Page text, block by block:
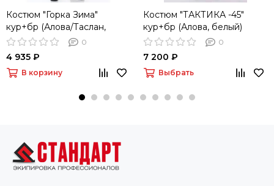
Костюм "Горка Зима"
кур+бр (Алова/Таслан,
серый/туман)
0
4 935 ₽
В корзину
Костюм "ТАКТИКА -45"
кур+бр (Алова, белый)
0
7 200 ₽
Выбрать